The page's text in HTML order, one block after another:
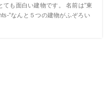
も面白い建物です。 名前は”東
”なんと５つの建物がふぞろい